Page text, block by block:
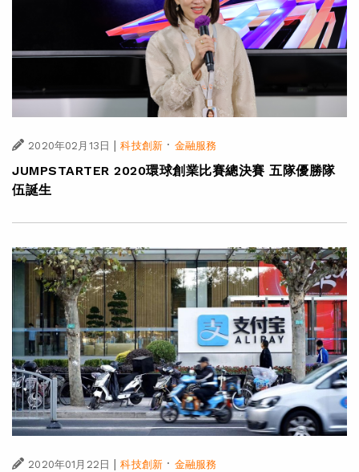
2020年02月13日 | 科技創新 · 金融服務
JUMPSTARTER 2020環球創業比賽總決賽 五隊優勝隊
伍誕生
2020年01月22日 | 科技創新 · 金融服務